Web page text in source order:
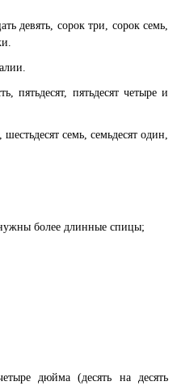
девять, сорок три, сорок семь,
пятьдесят, пятьдесят четыре и
семь, семьдесят один,
более длинные спицы;
дюйма (десять на десять